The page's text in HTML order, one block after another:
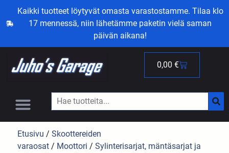
Kaikki tuotteet löytyvät omasta varastostamme. Tilaa klo
17 mennessä, niin lähetämme paketin vielä saman
päivän aikana!
0,00 €
Etusivu /Skoottereiden
varaosat / Moottori /Sylinterisarjat, mäntäsarjat ja